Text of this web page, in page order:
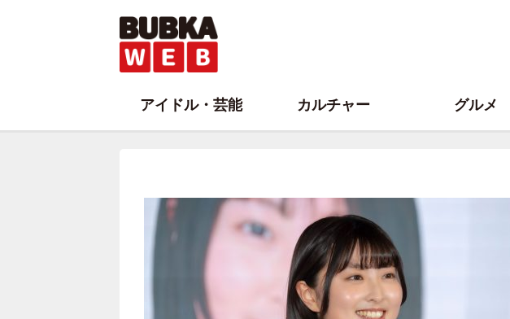
アイドル・芸能 カルチャー グルメ